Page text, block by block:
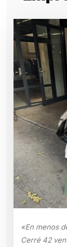
«En menos
Cerré 42